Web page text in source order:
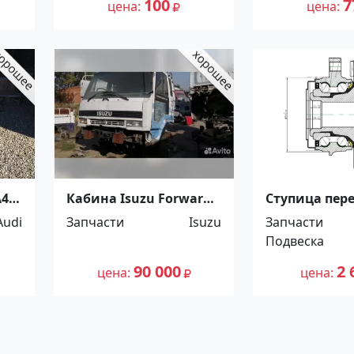
цена 100 цена
Кабина Isuzu Forward
Краснодар
Запчасти Isuzu
цена 90 000
Ступица
NISSAN
PJ32(VQ35)/
Запчасти
Подвеска
цена 2